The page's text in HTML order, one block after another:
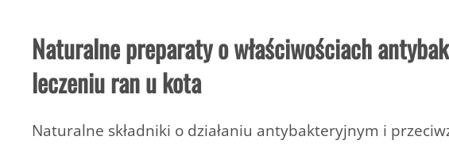
Naturalne preparaty o właściwościach
leczeniu ran u kota
Naturalne składniki o działaniu antybakteryjnym i